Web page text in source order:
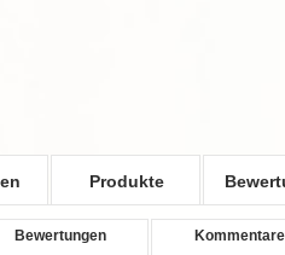
Produkte
Bewertungen Kommentare